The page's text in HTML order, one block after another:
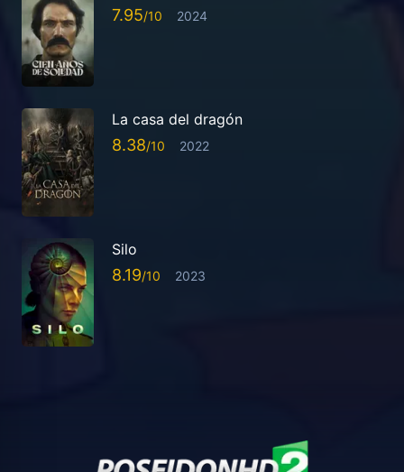
7.95 2024
La casa del dragón
8.38 2022
Silo
8.19 2023